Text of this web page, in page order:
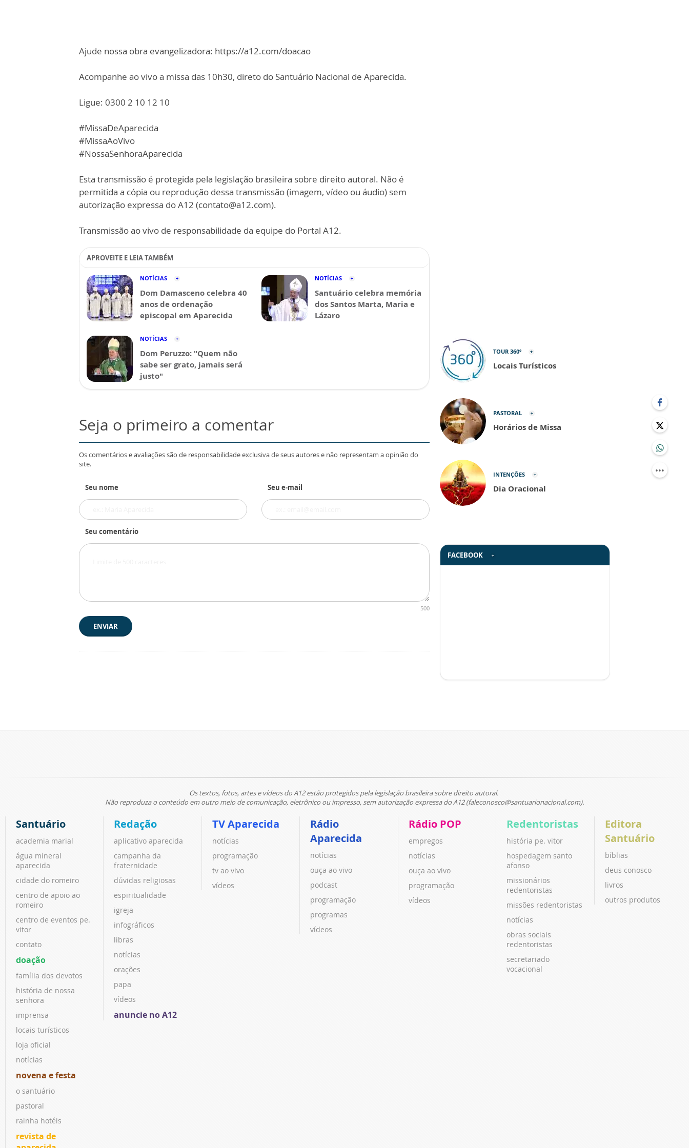
Ajude nossa obra evangelizadora: https://a12.com/doacao
Acompanhe ao vivo a missa das 10h30, direto do Santuário Nacional de Aparecida.
Ligue: 0300 2 10 12 10
#MissaDeAparecida
#MissaAoVivo
#NossaSenhoraAparecida
Esta transmissão é protegida pela legislação brasileira sobre direito autoral. Não é
permitida a cópia ou reprodução dessa transmissão (imagem, vídeo ou áudio) sem
autorização expressa do A12 (contato@a12.com).
Transmissão ao vivo de responsabilidade da equipe do Portal A12.
APROVEITE E LEIA TAMBÉM
NOTÍCIAS
Dom Damasceno celebra 40
anos de ordenação
episcopal em Aparecida
NOTÍCIAS
Santuário celebra memória
dos Santos Marta, Maria e
Lázaro
NOTÍCIAS
Dom Peruzzo: "Quem não
sabe ser grato, jamais será
justo"
Seja o primeiro a comentar
Os comentários e avaliações são de responsabilidade exclusiva de seus autores e não representam a opinião do
site.
Seu nome Seu e-mail
Seu comentário
500
ENVIAR
TOUR 360º
Locais Turísticos
PASTORAL
Horários de Missa
INTENÇÕES
Dia Oracional
FACEBOOK
Os textos, fotos, artes e vídeos do A12 estão protegidos pela legislação brasileira sobre direito autoral.
Não reproduza o conteúdo em outro meio de comunicação, eletrônico ou impresso, sem autorização expressa do A12 (faleconosco@santuarionacional.com).
Santuário
academia marial
água mineral
aparecida
cidade do romeiro
centro de apoio ao
romeiro
centro de eventos pe.
vitor
contato
doação
família dos devotos
história de nossa
senhora
imprensa
locais turísticos
loja oficial
notícias
novena e festa
o santuário
pastoral
rainha hotéis
revista de
Redação
aplicativo aparecida
campanha da
fraternidade
dúvidas religiosas
espiritualidade
igreja
infográficos
libras
notícias
orações
papa
vídeos
anuncie no A12
TV Aparecida
notícias
programação
tv ao vivo
vídeos
Rádio
Aparecida
notícias
ouça ao vivo
podcast
programação
programas
vídeos
Rádio POP
empregos
notícias
ouça ao vivo
programação
vídeos
Redentoristas
história pe. vitor
hospedagem santo
afonso
missionários
redentoristas
missões redentoristas
notícias
obras sociais
redentoristas
secretariado
vocacional
Editora
Santuário
bíblias
deus conosco
livros
outros produtos